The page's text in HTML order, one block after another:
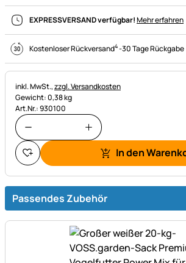
EXPRESSVERSAND verfügbar!Mehr erfahren
Kostenloser Rückversand4-30 Tage Rückgabe
Steuerhinweis:
inkl. MwSt.,zzgl. Versandkosten
Gewicht: 0,38 kg
Art.Nr.: 930100
In den
Passendes Zubehör